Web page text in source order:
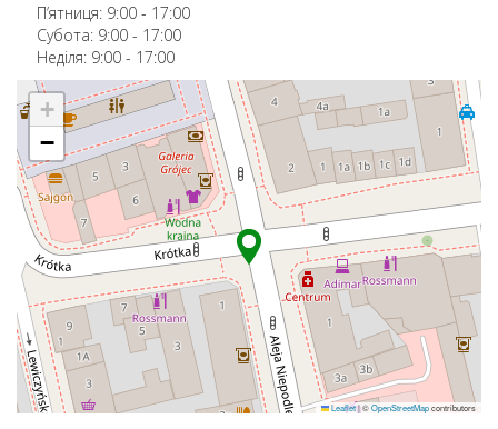
П’ятниця: 9:00 - 17:00
Субота: 9:00 - 17:00
Неділя: 9:00 - 17:00
+
−
Leaflet|©OpenStreetMapcontributors